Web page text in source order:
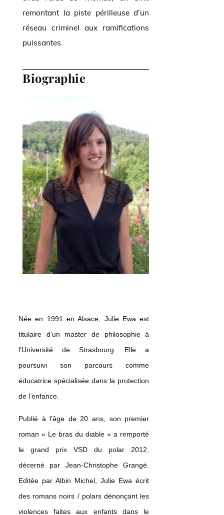
remontant la piste périlleuse d’un
réseau criminel aux ramifications
puissantes.
Biographie
Née en 1991 en Alsace, Julie Ewa est
titulaire d’un master de philosophie à
l’Université de Strasbourg. Elle a
poursuivi son parcours comme
éducatrice spécialisée dans la protection
de l’enfance.
Publié à l’âge de 20 ans, son premier
roman « Le bras du diable » a remporté
le grand prix VSD du polar 2012,
décerné par Jean-Christophe Grangé.
Editée par Albin Michel, Julie Ewa écrit
des romans noirs / polars dénonçant les
violences faites aux enfants dans le